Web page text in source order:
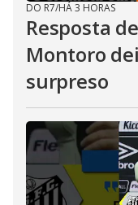
DO R7/HÁ 3 HORAS
Resposta
Montoro
surpreso